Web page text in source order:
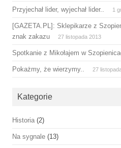
Przyjechał lider, wyjechał lider.. 1
[GAZETA.PL]: Sklepikarze z
znak zakazu
27 listopada 2013
Spotkanie z Mikołajem w
Pokażmy, że wierzymy.. 27
Kategorie
Historia (2)
Na sygnale (13)